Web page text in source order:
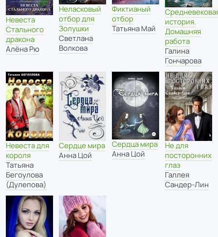
Невеста
Стального
дракона
Алёна Рю
Неласковый
отбор для
Золушки
Светлана
Волкова
Фиктианый
отбор
Татьяна Май
история.
Домашняя
работа
Галина
Гончарова
Невеста для
короля
Татьяна
Бегоулова
(Дулепова)
Сердце мира
Анна Цой
Сердца мира
Анна Цой
Не для
посторонних
глаз
Галлея
Сандер-Лин